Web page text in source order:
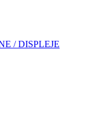
/ DISPLEJE